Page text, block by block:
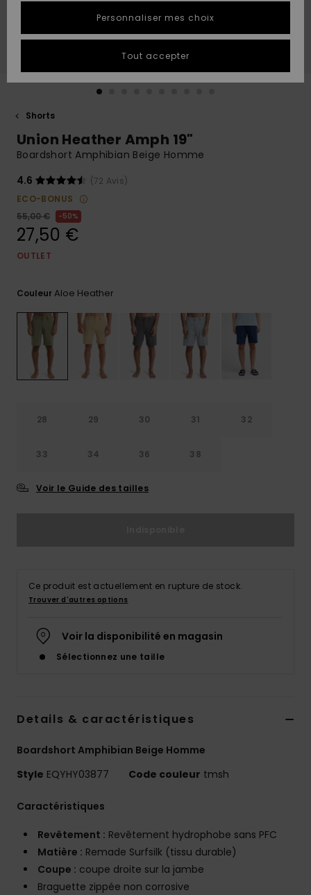
tailles
conversation
plus rapide
à votre
Démarrer
les plus
et notre
formulaire
de
contact.
Consulter
QUIKSILVER
Shorts
Union Heather Amph 19"
Boardshort Amphibian Beige Homme
4.6
(72 Avis)
ECO-BONUS
55,00 €
50%
27,50 €
OUTLET
CouleurAloe Heather
28 29 30 31 32
33 34 36 38
Voir le Guide des tailles
Ce produit est actuellement en rupture de stock.
Trouver d'autres options
Voir la disponibilité en magasin
Sélectionnez une taille
Details & caractéristiques
Boardshort Amphibian Beige Homme
Style EQYHY03877 Code couleur tmsh
Caractéristiques
Revêtement : Revêtement hydrophobe sans PFC
Matière : Remade Surfsilk (tissu durable)
Coupe : coupe droite sur la jambe
Braguette zippée non corrosive
Personnaliser mes choix
Tout accepter